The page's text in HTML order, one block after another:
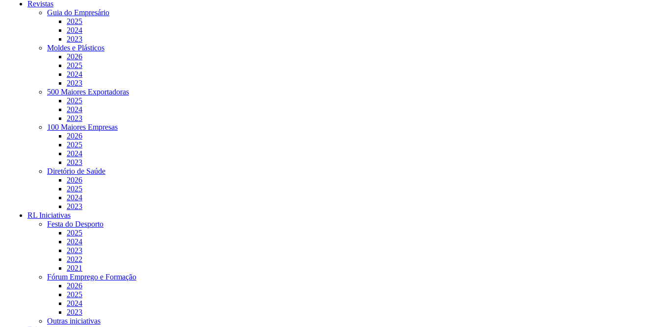
Revistas
Guia do Empresário
2025
2024
2023
Moldes e Plásticos
2026
2025
2024
2023
500 Maiores Exportadoras
2025
2024
2023
100 Maiores Empresas
2026
2025
2024
2023
Diretório de Saúde
2026
2025
2024
2023
RL Iniciativas
Festa do Desporto
2025
2024
2023
2022
2021
Fórum Emprego e Formação
2026
2025
2024
2023
Outras iniciativas